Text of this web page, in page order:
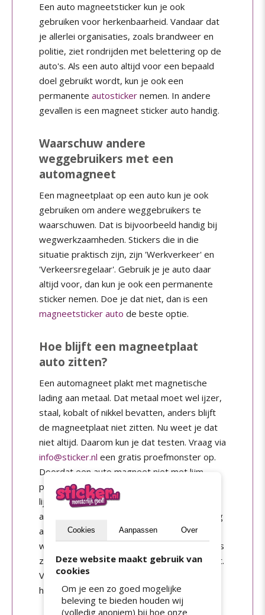
Een auto magneetsticker kun je ook
gebruiken voor herkenbaarheid. Vandaar dat
je allerlei organisaties, zoals brandweer en
politie, ziet rondrijden met belettering op de
auto's. Als een auto altijd voor een bepaald
doel gebruikt wordt, kun je ook een
permanente autosticker nemen. In andere
gevallen is een magneet sticker auto handig.
Waarschuw andere
weggebruikers met een
automagneet
Een magneetplaat op een auto kun je ook
gebruiken om andere weggebruikers te
waarschuwen. Dat is bijvoorbeeld handig bij
wegwerkzaamheden. Stickers die in die
situatie praktisch zijn, zijn 'Werkverkeer' en
'Verkeersregelaar'. Gebruik je je auto daar
altijd voor, dan kun je ook een permanente
sticker nemen. Doe je dat niet, dan is een
magneetsticker auto de beste optie.
Hoe blijft een magneetplaat
auto zitten?
Een automagneet plakt met magnetische
lading aan metaal. Dat metaal moet wel ijzer,
staal, kobalt of nikkel bevatten, anders blijft
de magneetplaat niet zitten. Nu weet je dat
niet altijd. Daarom kun je dat testen. Vraag via
info@sticker.nl een gratis proefmonster op.
Doordat een auto magneet niet met lijm
plakt, heb je na verwijdering geen last van
lijmresten. Ook kun je een magneet sticker
auto meerdere keren gebruiken. Dit is handig
als je bijvoorbeeld in het weekend niet rond
wilt rijden met reclame op je auto of als je als
zelfstandige meerdere opdrachtgevers hebt.
Vandaar dat dit type stickers ook wel
herbruikbare stickers worden genoemd.
Cookies Aanpassen Over
Deze website maakt gebruik van
cookies
Om je een zo goed mogelijke
beleving te bieden houden wij
(volledig anoniem) bij hoe onze